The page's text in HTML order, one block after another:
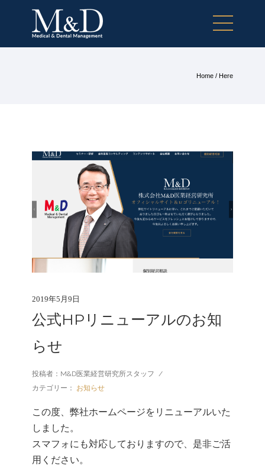
Home / Here
2019年5月9日
公式HPリニューアルのお知
らせ
投稿者：M&D医業経営研究所スタッフ /
カテゴリー：
お知らせ
この度、弊社ホームページをリニューアルいた
しました。
スマフォにも対応しておりますので、是非ご活
用ください。